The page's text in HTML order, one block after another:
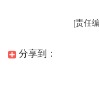
[责任
分享到：